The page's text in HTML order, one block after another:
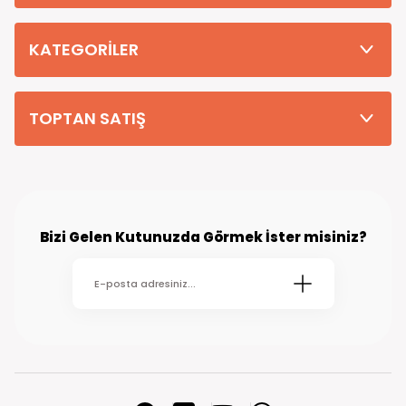
teslim edilmektedir. (kırsal köy kasaba gibi yerlere bu süre 7 güne
KATEGORİLER
TOPTAN SATIŞ
Bizi Gelen Kutunuzda Görmek İster misiniz?